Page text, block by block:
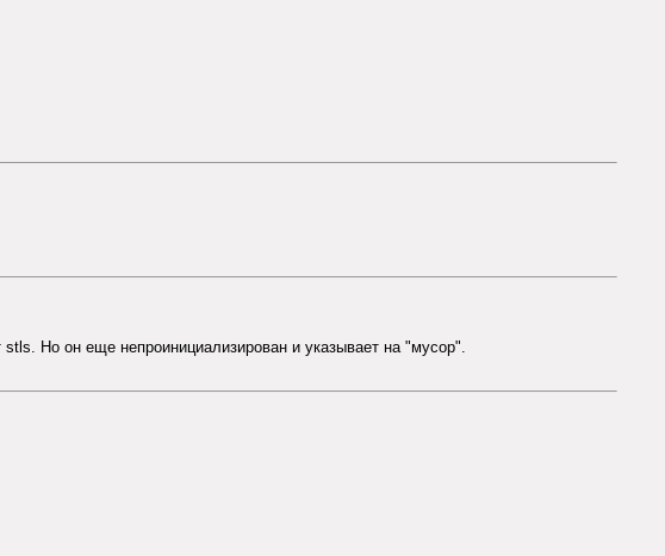
Но он еще непроинициализирован и указывает на "мусор".